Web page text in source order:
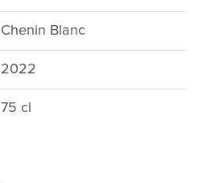
Chenin Blanc
2022
75 cl